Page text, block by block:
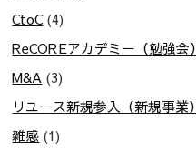
CtoC (4)
ReCOREアカデミー（勉強会）
M&A (3)
リユース新規参入（新規事業）
雑感 (1)